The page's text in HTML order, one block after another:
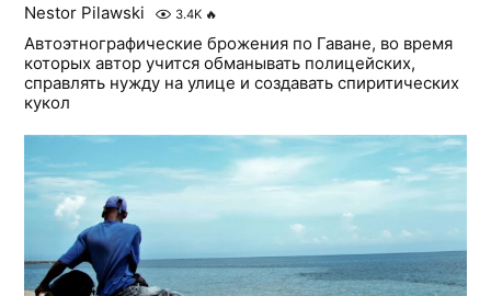
Nestor Pilawski 3.4K 🔥
Автоэтнографические брожения по Гаване, во время
которых автор учится обманывать полицейских,
справлять нужду на улице и создавать спиритических
кукол